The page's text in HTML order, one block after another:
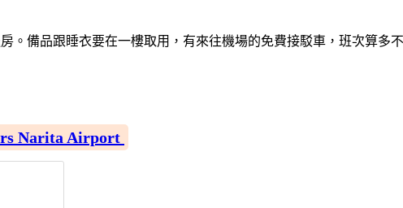
。備品跟睡衣要在一樓取用，有來往機場的免費接駁車，班次算多
Narita Airport